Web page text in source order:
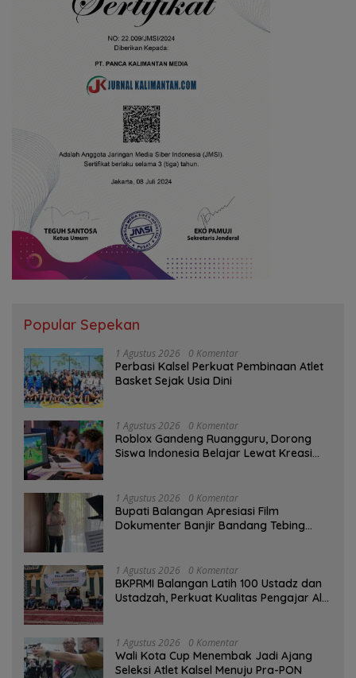
Popular Sepekan
1 Agustus 2026 0 Komentar
Perbasi Kalsel Perkuat Pembinaan Atlet
Basket Sejak Usia Dini
1 Agustus 2026 0 Komentar
Roblox Gandeng Ruangguru, Dorong
Siswa Indonesia Belajar Lewat Kreasi
1 Agustus 2026 0 Komentar
Bupati Balangan Apresiasi Film
Dokumenter Banjir Bandang Tebing
1 Agustus 2026 0 Komentar
BKPRMI Balangan Latih 100 Ustadz dan
Ustadzah, Perkuat Kualitas Pengajar Al-
1 Agustus 2026 0 Komentar
Wali Kota Cup Menembak Jadi Ajang
Seleksi Atlet Kalsel Menuju Pra-PON